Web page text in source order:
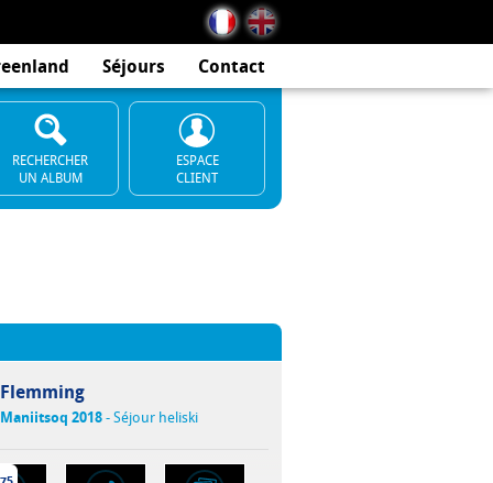
Séjours Contact
RECHERCHER
UN ALBUM
ESPACE
CLIENT
Flemming
Maniitsoq 2018- Séjour heliski